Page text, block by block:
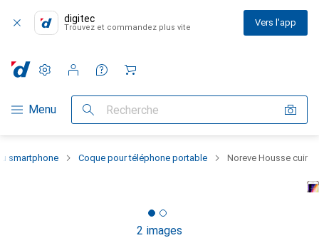
digitec
Trouvez et commandez plus vite Vers l'app
Navigation par catégorie
Menu Recherche
Paramètres
Compte client
Listes de comparaison
Listes d'envies
Panier
smartphone Coque pour téléphone portable Noreve Housse cuir
2 images